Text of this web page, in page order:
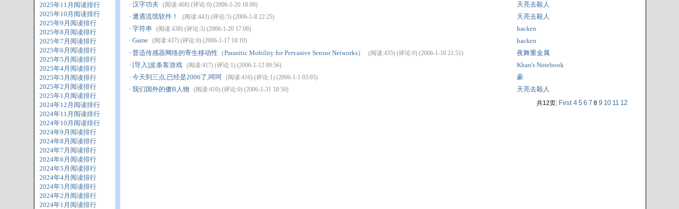
2025年11月阅读排行
2025年10月阅读排行
2025年9月阅读排行
2025年8月阅读排行
2025年7月阅读排行
2025年6月阅读排行
2025年5月阅读排行
2025年4月阅读排行
2025年3月阅读排行
2025年2月阅读排行
2025年1月阅读排行
2024年12月阅读排行
2024年11月阅读排行
2024年10月阅读排行
2024年9月阅读排行
2024年8月阅读排行
2024年7月阅读排行
2024年6月阅读排行
2024年5月阅读排行
2024年4月阅读排行
2024年3月阅读排行
2024年2月阅读排行
2024年1月阅读排行
·汉字功夫 (阅读:468) (评论:0) (2006-1-20 18:00)
天亮去殺人
·遭遇流氓软件！ (阅读:443) (评论:5) (2006-1-8 22:25)
天亮去殺人
·字符串 (阅读:438) (评论:3) (2006-1-20 17:08)
hacken
·Game (阅读:437) (评论:0) (2006-1-17 18:10)
hacken
·普适传感器网络的寄生移动性（Parasitic Mobility for Pervasive Sensor Networks） (阅读:435) (评论:0) (2006-1-10 21:51)
夜舞重金属
· [导入]皮条客游戏 (阅读:417) (评论:1) (2006-1-12 09:56)
Khan's Notebook
·今天到三点,已经是2006了,呵呵 (阅读:416) (评论:1) (2006-1-1 03:05)
豪
·我们国外的傻B人物 (阅读:410) (评论:0) (2006-1-31 18:50) 天亮去殺人
共12页: First 4 5 6 78 9 10 11 12